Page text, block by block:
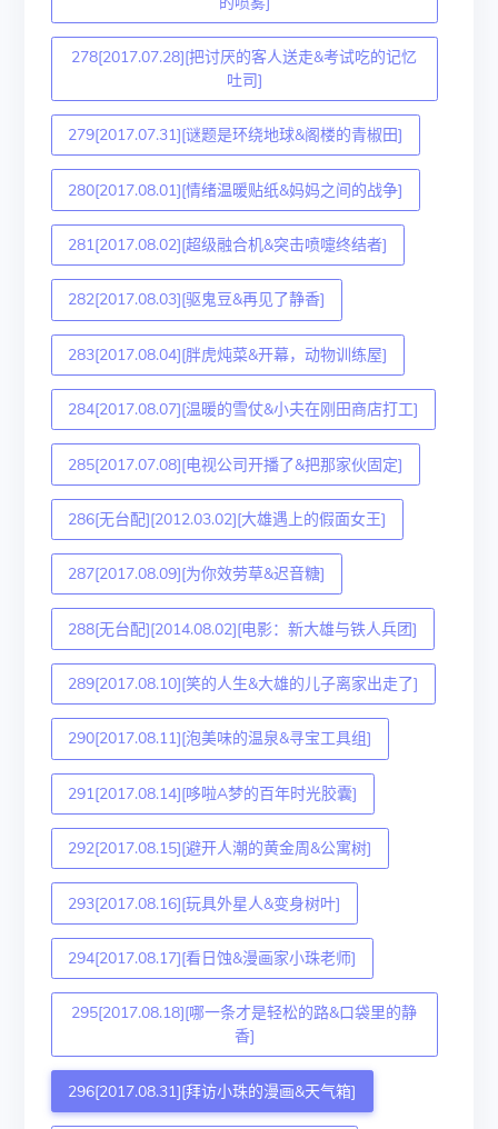
278[2017.07.28][把讨厌的客人送走&考试吃的记忆
吐司]
279[2017.07.31][谜题是环绕地球&阁楼的青椒田]
280[2017.08.01][情绪温暖贴纸&妈妈之间的战争]
281[2017.08.02][超级融合机&突击喷嚏终结者]
282[2017.08.03][驱鬼豆&再见了静香]
283[2017.08.04][胖虎炖菜&开幕，动物训练屋]
284[2017.08.07][温暖的雪仗&小夫在刚田商店打工]
285[2017.07.08][电视公司开播了&把那家伙固定]
286[无台配][2012.03.02][大雄遇上的假面女王]
287[2017.08.09][为你效劳草&迟音糖]
288[无台配][2014.08.02][电影：新大雄与铁人兵团]
289[2017.08.10][笑的人生&大雄的儿子离家出走了]
290[2017.08.11][泡美味的温泉&寻宝工具组]
291[2017.08.14][哆啦A梦的百年时光胶囊]
292[2017.08.15][避开人潮的黄金周&公寓树]
293[2017.08.16][玩具外星人&变身树叶]
294[2017.08.17][看日蚀&漫画家小珠老师]
295[2017.08.18][哪一条才是轻松的路&口袋里的静
香]
296[2017.08.31][拜访小珠的漫画&天气箱]